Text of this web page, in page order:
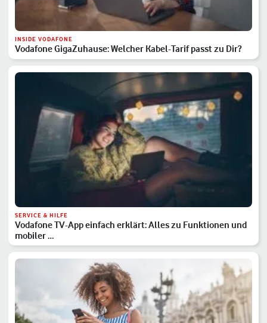
INSIDE VODAFONE
Vodafone GigaZuhause: Welcher Kabel-Tarif passt zu Dir?
SERVICE & HILFE
Vodafone TV-App einfach erklärt: Alles zu Funktionen und
mobiler …